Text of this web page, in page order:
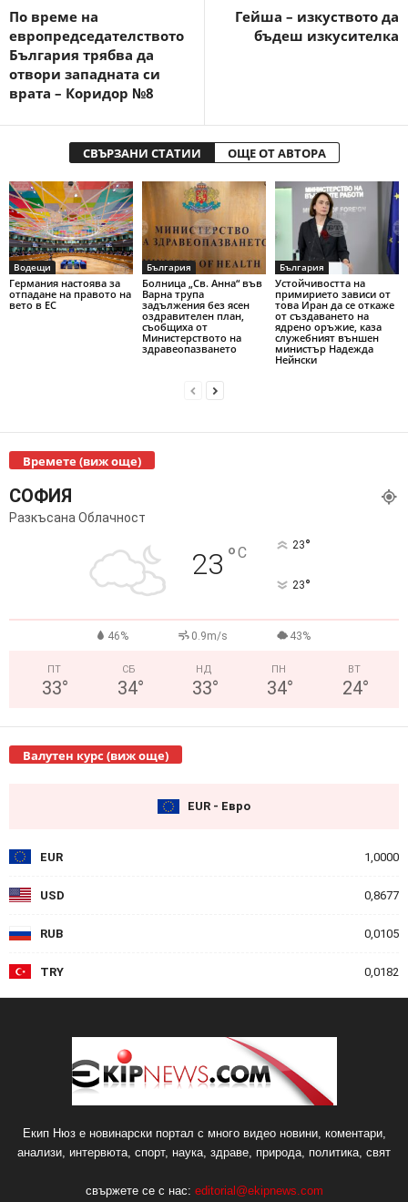
По време на
европредседателството
България трябва да
отвори западната си
врата – Коридор №8
Гейша – изкуството да
бъдеш изкусителка
СВЪРЗАНИ СТАТИИ ОЩЕ ОТ АВТОРА
Водещи
Германия настоява за
отпадане на правото на
вето в ЕС
България
Болница „Св. Анна“ във
Варна трупа
задължения без ясен
оздравителен план,
съобщиха от
Министерството на
здравеопазването
България
Устойчивостта на
примирието зависи от
това Иран да се откаже
от създаването на
ядрено оръжие, каза
служебният външен
министър Надежда
Нейнски
Времете (виж още)
СОФИЯ
Разкъсана Облачност
23 °C 23°
23°
46% 0.9m/s 43%
ПТ
33°
СБ
34°
НД
33°
ПН
34°
ВТ
24°
Валутен курс (виж още)
EUR - Евро
EUR 1,0000
USD 0,8677
RUB 0,0105
TRY 0,0182
Екип Нюз е новинарски портал с много видео новини, коментари,
анализи, интервюта, спорт, наука, здраве, природа, политика, свят
свържете се с нас: editorial@ekipnews.com